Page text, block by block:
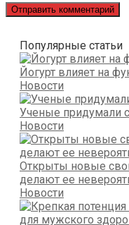
Популярные статьи
Йогурт влияет на
Новости
Ученые придумали
Новости
Открыты новые
делают ее
Новости